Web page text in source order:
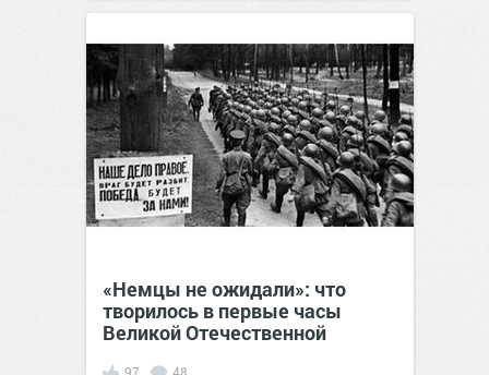
«Немцы не ожидали»: что
творилось в первые часы
Великой Отечественной
97 48